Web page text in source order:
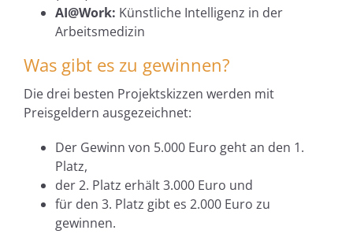
AI@Work: Künstliche Intelligenz in der
Arbeitsmedizin
Was gibt es zu gewinnen?
Die drei besten Projektskizzen werden mit
Preisgeldern ausgezeichnet:
Der Gewinn von 5.000 Euro geht an den 1.
Platz,
der 2. Platz erhält 3.000 Euro und
für den 3. Platz gibt es 2.000 Euro zu
gewinnen.